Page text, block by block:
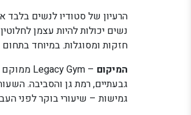
הרעיון של סטודיו לנשים בלבד
נשים יכולות להיות עצמן
חזקות ומסוגלות. במיוחד
המיקום
גמישות – שיעורי בוקר לפני